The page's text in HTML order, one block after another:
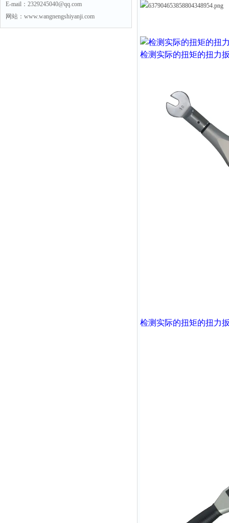
E-mail：2329245040@qq.com
网站：www.wangnengshiyanji.com
检测实际的扭矩的扭力
检测实际的扭矩的扭力